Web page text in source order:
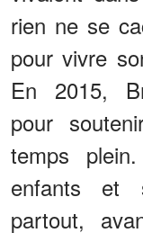
rien ne se
pour vivre
En 2015,
pour
temps
enfants et
partout,